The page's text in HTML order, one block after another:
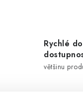
Rychlé
většinu